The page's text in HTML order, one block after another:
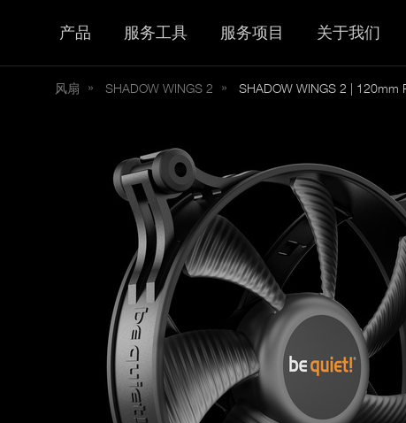
产品 服务工具 服务项目 关于我们
风扇 SHADOW WINGS 2 SHADOW WINGS 2 | 120mm